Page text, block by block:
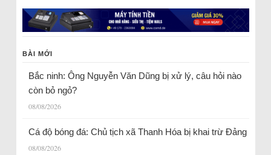
BÀI MỚI
Bắc ninh: Ông Nguyễn Văn Dũng bị xử lý, câu hỏi nào
còn bỏ ngỏ?
08/08/2026
Cá độ bóng đá: Chủ tịch xã Thanh Hóa bị khai trừ Đảng
08/08/2026